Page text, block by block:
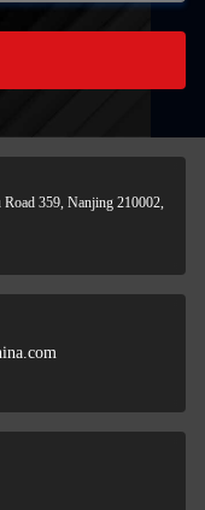
359, Nanjing 210002,